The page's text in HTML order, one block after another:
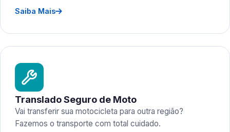
Saiba Mais
Translado Seguro de Moto
Vai transferir sua motocicleta para outra região?
Fazemos o transporte com total cuidado.